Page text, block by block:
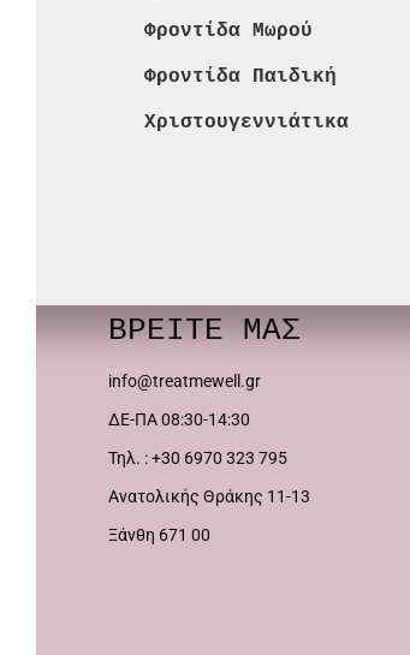
Φροντίδα Μωρού
Φροντίδα Παιδική
Χριστουγεννιάτικα
ΒΡΕΙΤΕ ΜΑΣ
info@treatmewell.gr
ΔΕ-ΠΑ 08:30-14:30
Τηλ. : +30 6970 323 795
Ανατολικής Θράκης 11-13
Ξάνθη 671 00